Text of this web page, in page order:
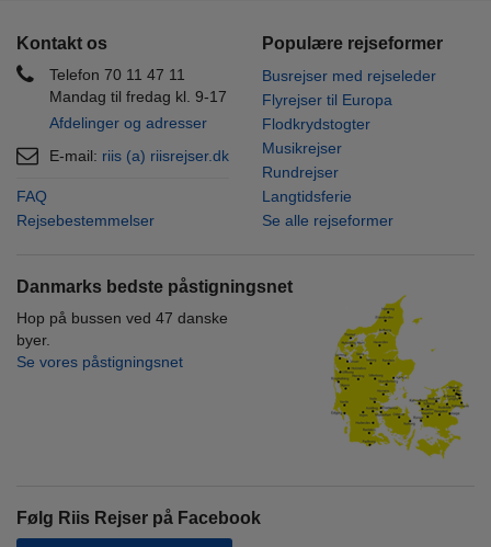
Kontakt os
Telefon 70 11 47 11
Mandag til fredag kl. 9-17
Afdelinger og adresser
E-mail: riis (a) riisrejser.dk
FAQ
Rejsebestemmelser
Populære rejseformer
Busrejser med rejseleder
Flyrejser til Europa
Flodkrydstogter
Musikrejser
Rundrejser
Langtidsferie
Se alle rejseformer
Danmarks bedste påstigningsnet
Hop på bussen ved 47 danske
byer.
Se vores påstigningsnet
Følg Riis Rejser på Facebook